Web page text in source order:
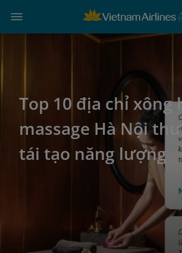
Top 10 địa chỉ xông
massage Hà Nội
tái tạo năng lượng